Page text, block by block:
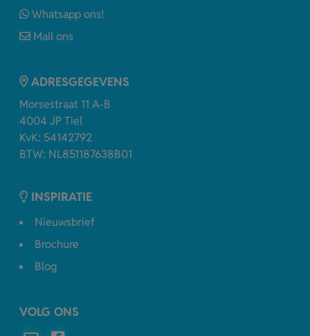
Whatsapp ons!
Mail ons
ADRESGEGEVENS
Morsestraat 11 A-B
4004 JP Tiel
KvK: 54142792
BTW: NL851187638B01
INSPIRATIE
Nieuwsbrief
Brochure
Blog
VOLG ONS